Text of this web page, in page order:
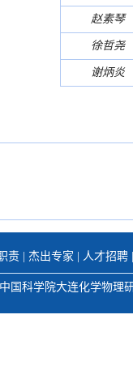
赵素琴
徐哲尧
谢炳炎
责| 杰出专家 人才招聘
国科学院大连化学物